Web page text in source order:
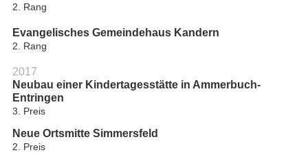
2. Rang
Evangelisches Gemeindehaus Kandern
2. Rang
2017
Neubau einer Kindertagesstätte in Ammerbuch-
Entringen
3. Preis
Neue Ortsmitte Simmersfeld
2. Preis